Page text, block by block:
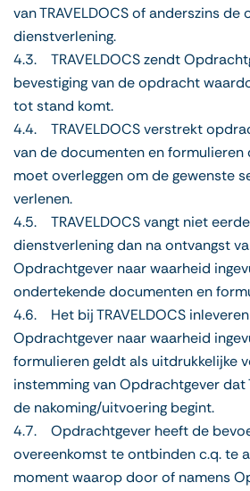
van TRAVELDOCS of anderszins
dienstverlening.
4.3. TRAVELDOCS zendt
bevestiging van de opdracht
tot stand komt.
4.4. TRAVELDOCS verstrekt
van de documenten en
moet overleggen om de gewenste
verlenen.
4.5. TRAVELDOCS vangt niet
dienstverlening dan na ontvangst
Opdrachtgever naar waarheid
ondertekende documenten en
4.6. Het bij TRAVELDOCS
Opdrachtgever naar waarheid
formulieren geldt als uitdrukkelijke
instemming van Opdrachtgever dat
de nakoming/uitvoering begint.
4.7. Opdrachtgever heeft de
overeenkomst te ontbinden c.q. te
moment waarop door of namens